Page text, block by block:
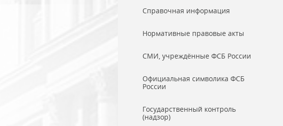
Справочная информация
Нормативные правовые акты
СМИ, учреждённые ФСБ России
Официальная символика ФСБ
России
Государственный контроль
(надзор)